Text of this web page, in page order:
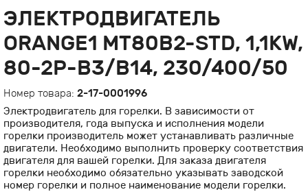
ЭЛЕКТРОДВИГАТЕЛЬ
ORANGE1 MT80B2-STD, 1,1KW,
80-2P-B3/B14, 230/400/50
Номер товара: 2-17-0001996
Электродвигатель для горелки. В зависимости от
производителя, года выпуска и исполнения модели
горелки производитель может устанавливать различные
двигатели. Необходимо выполнить проверку соответствия
двигателя для вашей горелки. Для заказа двигателя
горелки необходимо обязательно указывать заводской
номер горелки и полное наименование модели горелки.